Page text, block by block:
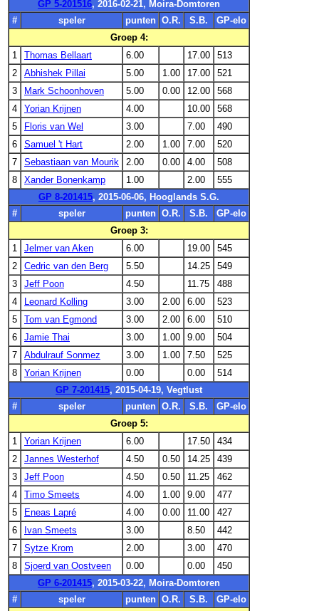
GP 5-201516, 2016-02-21, Moira-Domtoren
#
speler punten O.R. S.B.
GP-elo
Groep 4:
1
Thomas Bellaart 6.00 17.00
513
2
Abhishek Pillai 5.00 1.00 17.00
521
3
Mark Schoonhoven 5.00 0.00 12.00
568
4
Yorian Krijnen 4.00 10.00
568
5
Floris van Wel 3.00 7.00
490
6
Samuel 't Hart 2.00 1.00 7.00
520
7
Sebastiaan van Mourik 2.00 0.00 4.00
508
8
Xander Bonenkamp 1.00 2.00
555
GP 8-201415, 2015-06-06, Hooglands S.G.
#
speler punten O.R. S.B.
GP-elo
Groep 3:
1
Jelmer van Aken 6.00 19.00
545
2
Cedric van den Berg 5.50 14.25
549
3
Jeff Poon 4.50 11.75
488
4
Leonard Kolling 3.00 2.00 6.00
523
5
Tom van Egmond 3.00 2.00 6.00
510
6
Jamie Thai 3.00 1.00 9.00
504
7
Abdulrauf Sonmez 3.00 1.00 7.50
525
8
Yorian Krijnen 0.00 0.00
514
GP 7-201415, 2015-04-19, Vegtlust
#
speler punten O.R. S.B.
GP-elo
Groep 5:
1
Yorian Krijnen 6.00 17.50
434
2
Jannes Westerhof 4.50 0.50 14.25
439
3
Jeff Poon 4.50 0.50 11.25
462
4
Timo Smeets 4.00 1.00 9.00
477
5
Eneas Lapré 4.00 0.00 11.00
427
6
Ivan Smeets 3.00 8.50
442
7
Sytze Krom 2.00 3.00
470
8
Sjoerd van Oostveen 0.00 0.00
450
GP 6-201415, 2015-03-22, Moira-Domtoren
#
speler punten O.R. S.B.
GP-elo